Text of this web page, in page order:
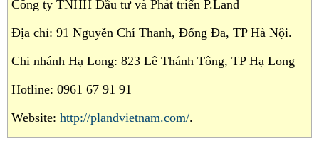
Công ty TNHH Đầu tư và Phát triển P.Land
Địa chỉ: 91 Nguyễn Chí Thanh, Đống Đa, TP Hà Nội.
Chi nhánh Hạ Long: 823 Lê Thánh Tông, TP Hạ Long
Hotline: 0961 67 91 91
Website: http://plandvietnam.com/.